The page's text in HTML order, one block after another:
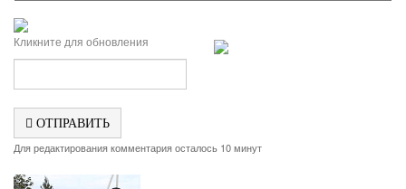
Кликните для обновления
ОТПРАВИТЬ
Для редактирования комментария осталось 10 минут